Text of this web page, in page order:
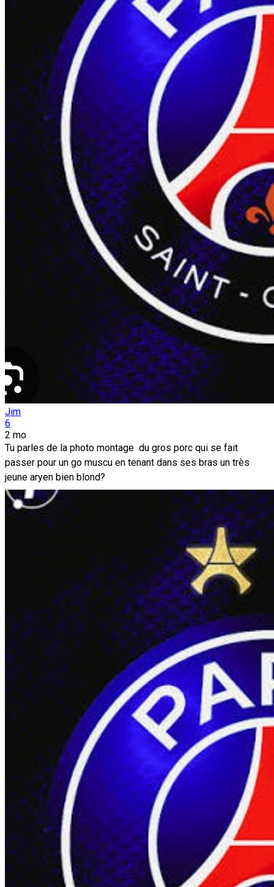
Jim
6
2 mo
Tu parles de la photo montage du gros porc qui se fait
passer pour un go muscu en tenant dans ses bras un très
jeune aryen bien blond?